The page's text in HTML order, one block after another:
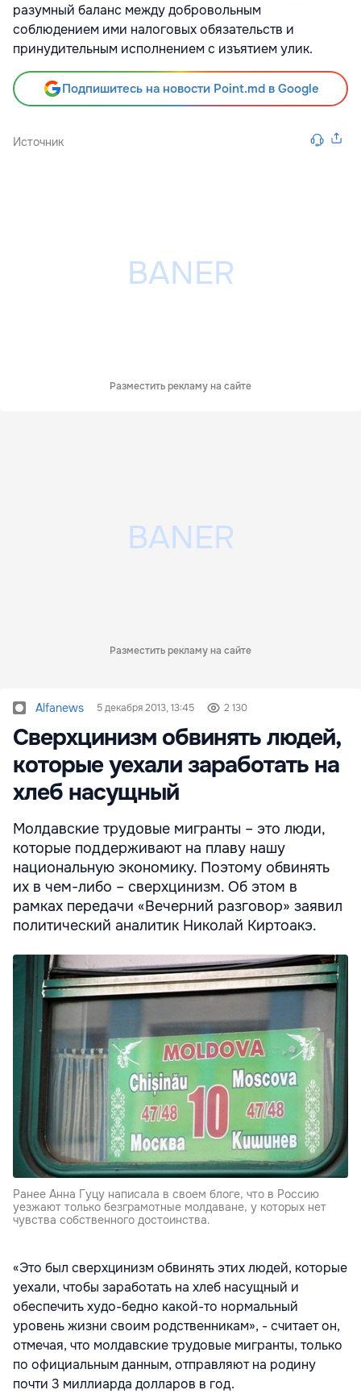
разумный баланс между добровольным
соблюдением ими налоговых обязательств и
принудительным исполнением с изъятием улик.
Подпишитесь на новости Point.md в Google
Источник
Разместить рекламу на сайте
Разместить рекламу на сайте
Alfanews 5 декабря 2013, 13:45 2 130
Сверхцинизм обвинять людей,
которые уехали заработать на
хлеб насущный
Молдавские трудовые мигранты – это люди,
которые поддерживают на плаву нашу
национальную экономику. Поэтому обвинять
их в чем-либо – сверхцинизм. Об этом в
рамках передачи «Вечерний разговор» заявил
политический аналитик Николай Киртоакэ.
Ранее Анна Гуцу написала в своем блоге, что в Россию
уезжают только безграмотные молдаване, у которых нет
чувства собственного достоинства.
«Это был сверхцинизм обвинять этих людей, которые
уехали, чтобы заработать на хлеб насущный и
обеспечить худо-бедно какой-то нормальный
уровень жизни своим родственникам», - считает он,
отмечая, что молдавские трудовые мигранты, только
по официальным данным, отправляют на родину
почти 3 миллиарда долларов в год.